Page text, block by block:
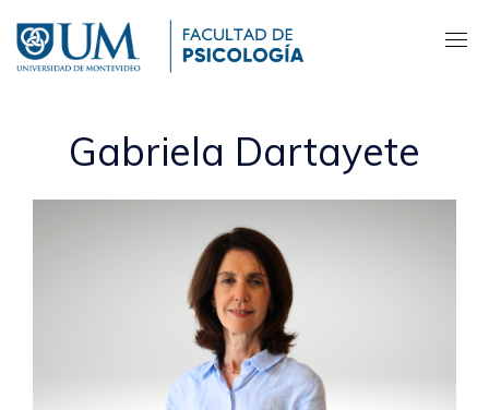
contenido
principal
Gabriela Dartayete